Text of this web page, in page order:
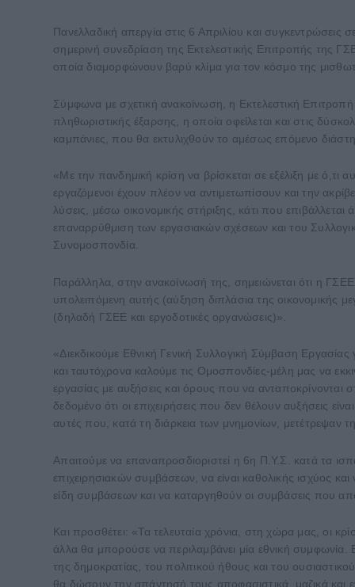
Πανελλαδική απεργία στις 6 Απριλίου και
σημερινή συνεδρίαση της Εκτελεστικής Επιτροπής της
οποία διαμορφώνουν βαρύ κλίμα για τον κόσμο της
Σύμφωνα με σχετική ανακοίνωση, η Εκτελεστική
πληθωριστικής έξαρσης, η οποία οφείλεται και στις
καμπάνιες, που θα εκτυλιχθούν το αμέσως επόμενο
«Με την πανδημική κρίση να βρίσκεται σε εξέλιξη με ό,τι
εργαζόμενοι έχουν πλέον να αντιμετωπίσουν και την
λύσεις, μέσω οικονομικής στήριξης, κάτι που
επαναρρύθμιση των εργασιακών σχέσεων και του
Συνομοσπονδία.
Παράλληλα, στην ανακοίνωσή της, σημειώνεται ότι η
υπολειπόμενη αυτής (αύξηση διπλάσια της οικονομικής
(δηλαδή ΓΣΕΕ και εργοδοτικές οργανώσεις)».
«Διεκδικούμε Εθνική Γενική Συλλογική Σύμβαση
και ταυτόχρονα καλούμε τις Ομοσπονδίες-μέλη μας να
εργασίας με αυξήσεις και όρους που να
δεδομένο ότι οι επιχειρήσεις που δεν θέλουν αυξήσεις
αυτές που, κατά τη διάρκεια των μνημονίων, μετέτρεψαν
Απαιτούμε να επαναπροσδιοριστεί η 6η Π.Υ.Σ. κατά τα
επιχειρησιακών συμβάσεων, να είναι καθολικής ισχύος
είδη συμβάσεων και να καταργηθούν οι συμβάσεις που
Και προσθέτει: «Τα τελευταία χρόνια, στη χώρα μας, οι
άλλα θα μπορούσε να περιλαμβάνει μία εθνική
της δημοκρατίας, του πολιτικού ήθους και του
θα δώσουν την απάντησή τους αποφασιστικά, μαζικά και